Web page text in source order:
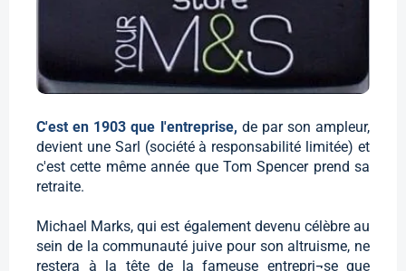
C'est en 1903 que l'entreprise, de par son ampleur,
devient une Sarl (société à responsabilité limitée) et
c'est cette même année que Tom Spencer prend sa
retraite.
Michael Marks, qui est également devenu célèbre au
sein de la communauté juive pour son altruisme, ne
restera à la tête de la fameuse entrepri¬se que